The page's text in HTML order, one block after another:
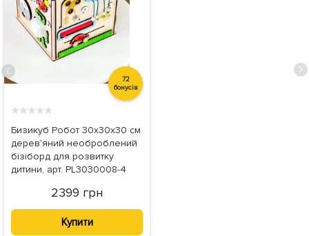
72
бонусів
★★★★★
Бизикуб Робот 30x30x30 см
дерев'яний необроблений
бізіборд для розвитку
дитини, арт. PL3030008-4
2399 грн
Купити